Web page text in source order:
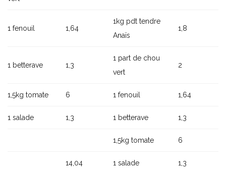
1 fenouil 1,64
1kg pdt tendre
Anaïs
1,8
1 betterave 1,3
1 part de chou
vert
2
1,5kg tomate 6 1 fenouil 1,64
1 salade 1,3 1 betterave 1,3
1,5kg tomate 6
14,04 1 salade 1,3